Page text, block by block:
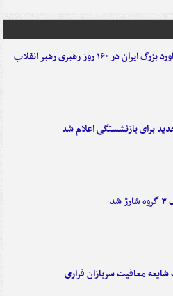
برای بازنشستگی اعلام شد
معافیت سربازان فراری